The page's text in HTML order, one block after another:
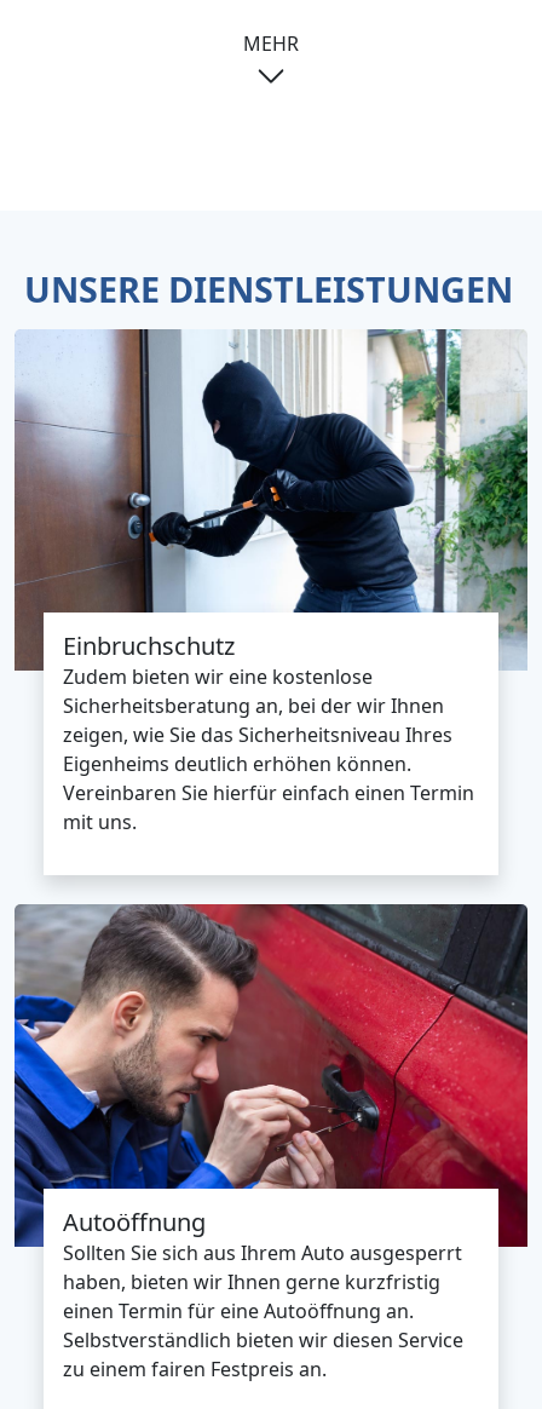
MEHR
UNSERE DIENSTLEISTUNGEN
Einbruchschutz
Zudem bieten wir eine kostenlose
Sicherheitsberatung an, bei der wir Ihnen
zeigen, wie Sie das Sicherheitsniveau Ihres
Eigenheims deutlich erhöhen können.
Vereinbaren Sie hierfür einfach einen Termin
mit uns.
Autoöffnung
Sollten Sie sich aus Ihrem Auto ausgesperrt
haben, bieten wir Ihnen gerne kurzfristig
einen Termin für eine Autoöffnung an.
Selbstverständlich bieten wir diesen Service
zu einem fairen Festpreis an.